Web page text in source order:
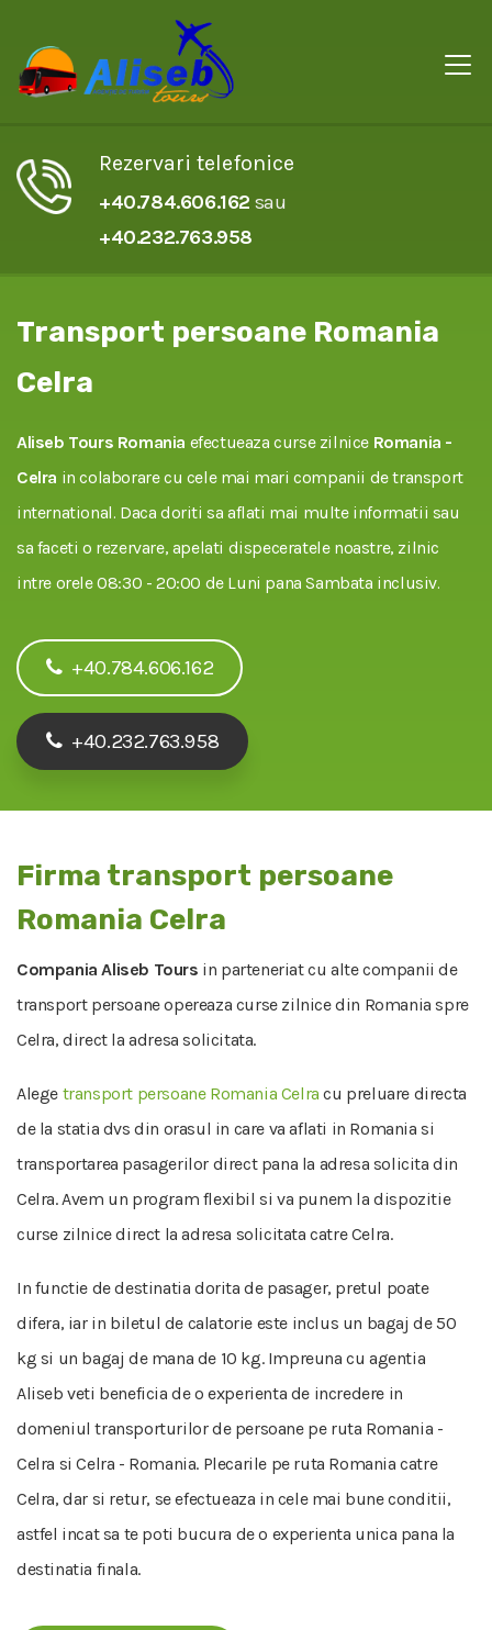
Rezervari telefonice
+40.784.606.162 sau
+40.232.763.958
Transport persoane Romania
Celra
Aliseb Tours Romania efectueaza curse zilnice Romania -
Celra in colaborare cu cele mai mari companii de transport
international. Daca doriti sa aflati mai multe informatii sau
sa faceti o rezervare, apelati dispeceratele noastre, zilnic
intre orele 08:30 - 20:00 de Luni pana Sambata inclusiv.
+40.784.606.162
+40.232.763.958
Firma transport persoane
Romania Celra
Compania Aliseb Tours in parteneriat cu alte companii de
transport persoane opereaza curse zilnice din Romania spre
Celra, direct la adresa solicitata.
Alege transport persoane Romania Celra cu preluare directa
de la statia dvs din orasul in care va aflati in Romania si
transportarea pasagerilor direct pana la adresa solicita din
Celra. Avem un program flexibil si va punem la dispozitie
curse zilnice direct la adresa solicitata catre Celra.
In functie de destinatia dorita de pasager, pretul poate
difera, iar in biletul de calatorie este inclus un bagaj de 50
kg si un bagaj de mana de 10 kg. Impreuna cu agentia
Aliseb veti beneficia de o experienta de incredere in
domeniul transporturilor de persoane pe ruta Romania -
Celra si Celra - Romania. Plecarile pe ruta Romania catre
Celra, dar si retur, se efectueaza in cele mai bune conditii,
astfel incat sa te poti bucura de o experienta unica pana la
destinatia finala.